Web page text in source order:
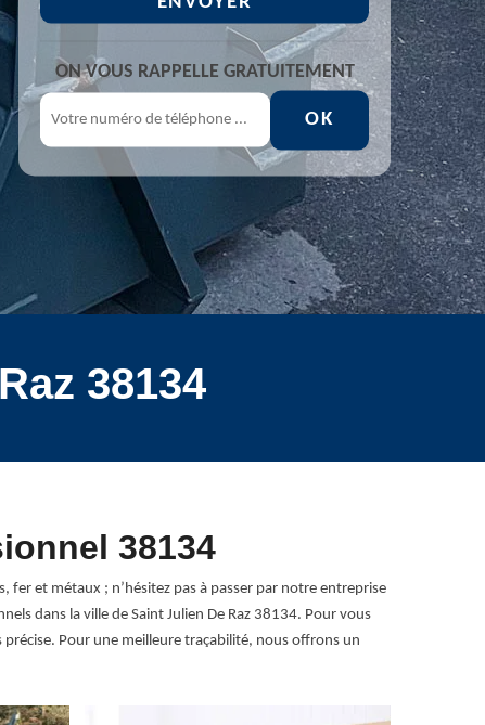
ON VOUS RAPPELLE GRATUITEMENT
38134
38134
fer et métaux ; n’hésitez pas à passer par notre entreprise
dans la ville de Saint Julien De Raz 38134. Pour vous
Pour une meilleure traçabilité, nous offrons un